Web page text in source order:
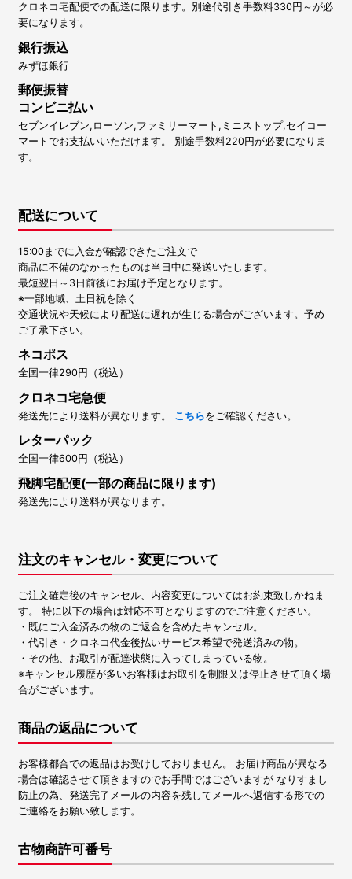
クロネコ宅配便での配送に限ります。別途代引き手数料330円～が必
要になります。
銀行振込
みずほ銀行
郵便振替
コンビニ払い
セブンイレブン,ローソン,ファミリーマート,ミニストップ,セイコー
マートでお支払いいただけます。 別途手数料220円が必要になりま
す。
配送について
15:00までに入金が確認できたご注文で
商品に不備のなかったものは当日中に発送いたします。
最短翌日～3日前後にお届け予定となります。
※一部地域、土日祝を除く
交通状況や天候により配送に遅れが生じる場合がございます。予め
ご了承下さい。
ネコポス
全国一律290円（税込）
クロネコ宅急便
発送先により送料が異なります。 こちらをご確認ください。
レターパック
全国一律600円（税込）
飛脚宅配便(一部の商品に限ります)
発送先により送料が異なります。
注文のキャンセル・変更について
ご注文確定後のキャンセル、内容変更についてはお約束致しかねま
す。 特に以下の場合は対応不可となりますのでご注意ください。
・既にご入金済みの物のご返金を含めたキャンセル。
・代引き・クロネコ代金後払いサービス希望で発送済みの物。
・その他、お取引が配達状態に入ってしまっている物。
※キャンセル履歴が多いお客様はお取引を制限又は停止させて頂く場
合がございます。
商品の返品について
お客様都合での返品はお受けしておりません。 お届け商品が異なる
場合は確認させて頂きますのでお手間ではございますが なりすまし
防止の為、発送完了メールの内容を残してメールへ返信する形での
ご連絡をお願い致します。
古物商許可番号